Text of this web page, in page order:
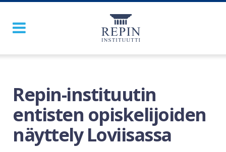
Repin-instituutin
entisten opiskelijoiden
näyttely Loviisassa